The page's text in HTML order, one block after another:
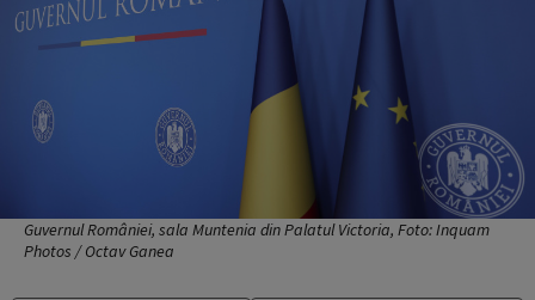
Guvernul României, sala Muntenia din Palatul Victoria, Foto: Inquam
Photos / Octav Ganea